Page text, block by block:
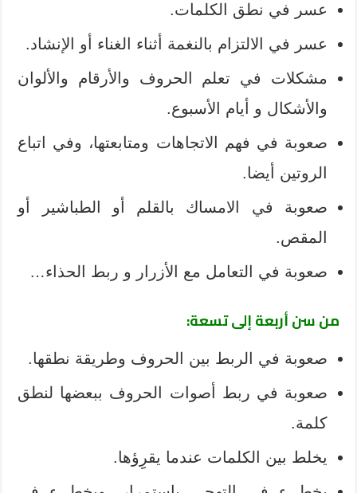
عسر في نطق الكلمات.
عسر في الالتزام بالنغمة أثناء الغناء أو الإنشاد.
مشكلات في تعلم الحروف والأرقام والألوان
والأشكال و أيام الأسبوع.
صعوبة في فهم الاتجاهات ومتابعتها، وفي اتباع
الروتين أيضا.
صعوبة في الامساك بالقلم أو الطباشير أو
المقص.
صعوبة في التعامل مع الأزرار و ربط الحذاء…
من سن أربعة إلى تسعة:
صعوبة في الربط بين الحروف وطريقة نطقها.
صعوبة في ربط أصوات الحروف ببعضها لنطق
كلمة.
يخلط بين الكلمات عندما يقرِِؤها.